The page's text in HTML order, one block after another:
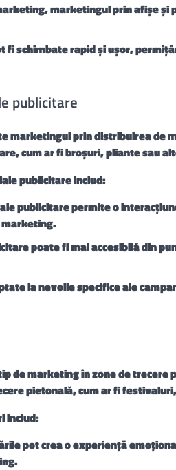
marketingul prin afișe și
schimbate rapid și ușor,
publicitare
marketingul prin distribuirea de
cum ar fi broșuri, pliante sau
publicitare includ:
publicitare permite o
marketing.
poate fi mai accesibilă din
la nevoile specifice ale
de marketing în zone de trecere
pietonală, cum ar fi
includ:
pot crea o experiență